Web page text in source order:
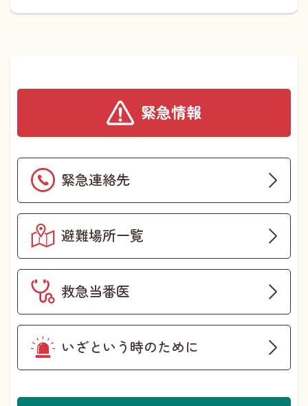
緊急情報
緊急連絡先
避難場所一覧
救急当番医
いざという時のために